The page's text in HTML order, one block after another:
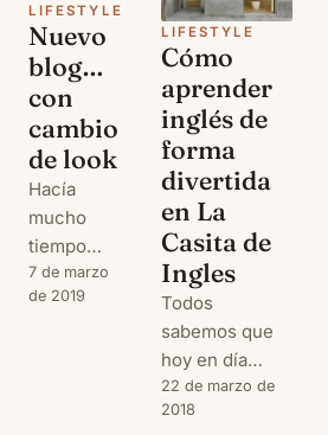
LIFESTYLE
Nuevo
blog…
con
cambio
de look
Hacía
mucho
tiempo
que no
pasaba por
7 de marzo
de 2019
LIFESTYLE
Cómo
aprender
inglés de
forma
divertida
en La
Casita de
Ingles
Todos
sabemos que
hoy en día
saber bien
inglés es
22 de marzo de
2018